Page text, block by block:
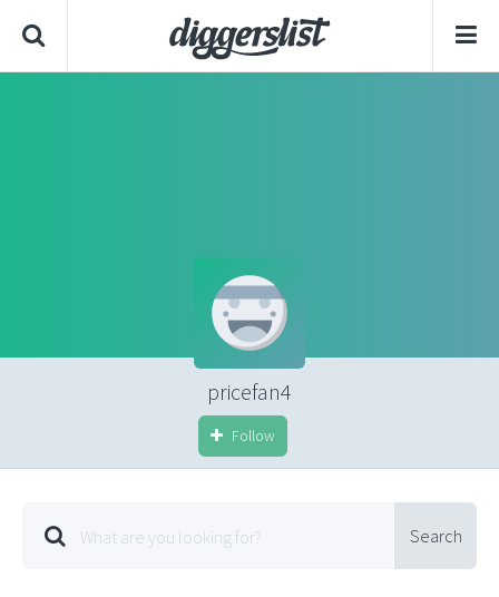
pricefan4
Follow
Search